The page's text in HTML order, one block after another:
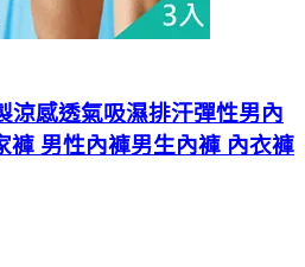
涼感透氣吸濕排汗彈性男內
褲 男性內褲男生內褲 內衣褲